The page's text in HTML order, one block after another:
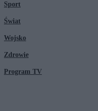
Sport
Świat
Wojsko
Zdrowie
Program TV